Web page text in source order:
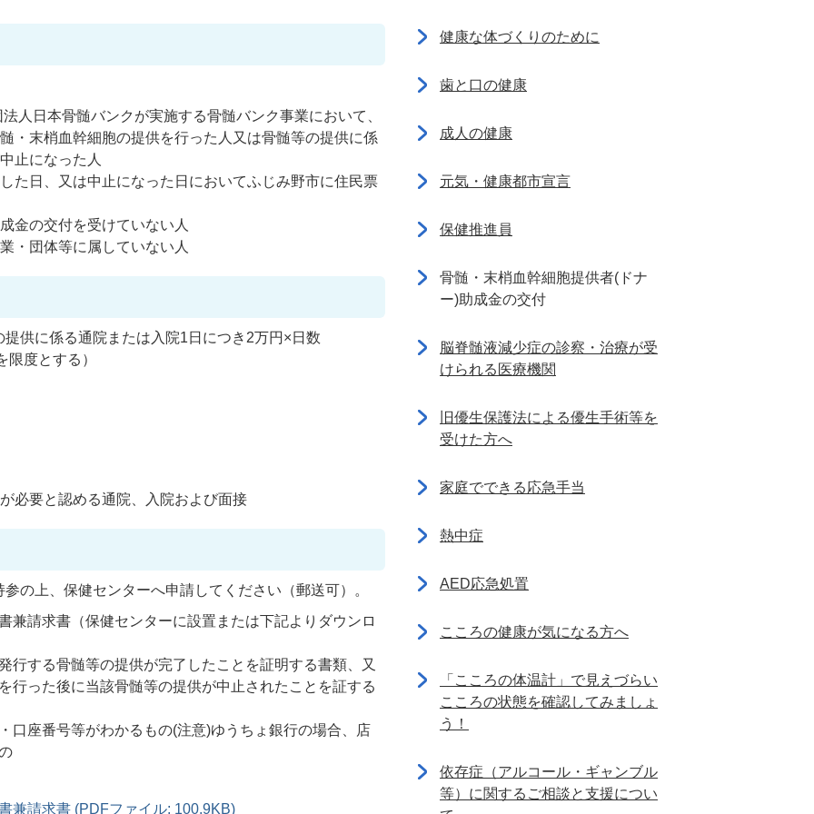
人日本骨髄バンクが実施する骨髄バンク事業において、
・末梢血幹細胞の提供を行った人又は骨髄等の提供に係
止になった人
た日、又は中止になった日においてふじみ野市に住民票
金の交付を受けていない人
・団体等に属していない人
供に係る通院または入院1日につき2万円×日数
度とする）
必要と認める通院、入院および面接
の上、保健センターへ申請してください（郵送可）。
兼請求書（保健センターに設置または下記よりダウンロ
行する骨髄等の提供が完了したことを証明する書類、又
行った後に当該骨髄等の提供が中止されたことを証する
口座番号等がわかるもの(注意)ゆうちょ銀行の場合、店
兼請求書 (PDFファイル: 100.9KB)
健康な体づくりのために
歯と口の健康
成人の健康
元気・健康都市宣言
保健推進員
骨髄・末梢血幹細胞提供者(ドナ
ー)助成金の交付
脳脊髄液減少症の診察・治療が受
けられる医療機関
旧優生保護法による優生手術等を
受けた方へ
家庭でできる応急手当
熱中症
AED応急処置
こころの健康が気になる方へ
「こころの体温計」で見えづらい
こころの状態を確認してみましょ
う！
依存症（アルコール・ギャンブル
等）に関するご相談と支援につい